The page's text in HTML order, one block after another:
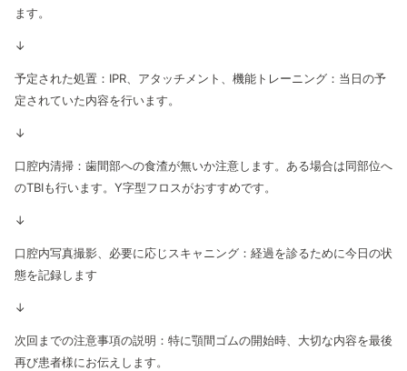
ます。
↓
予定された処置：IPR、アタッチメント、機能トレーニング：当日の予
定されていた内容を行います。
↓
口腔内清掃：歯間部への食渣が無いか注意します。ある場合は同部位へ
のTBIも行います。Y字型フロスがおすすめです。
↓
口腔内写真撮影、必要に応じスキャニング：経過を診るために今日の状
態を記録します
↓
次回までの注意事項の説明：特に顎間ゴムの開始時、大切な内容を最後
再び患者様にお伝えします。